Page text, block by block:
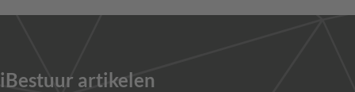
iBestuur artikelen